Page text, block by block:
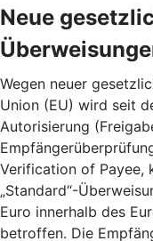
Neue
Wegen neuer
Union (EU) wird seit
Autorisierung
Verification of Payee,
„Standard“-
Euro innerhalb des
betroffen. Die